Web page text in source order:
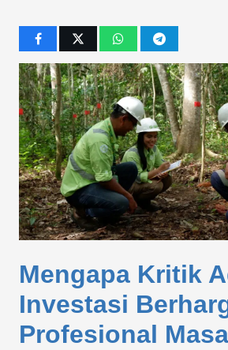
Mengapa Kritik
Investasi
Profesional